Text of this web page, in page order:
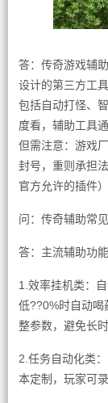
答：传奇游戏辅
设计的第三方工
包括自动打怪、
度看，辅助工具
但需注意：游戏
封号，重则承担
官方允许的插件
问：传奇辅助常
答：主流辅助功
1.效率挂机类：
低??0%时自动喝
整参数，避免长
2.任务自动化类
本定制，玩家可